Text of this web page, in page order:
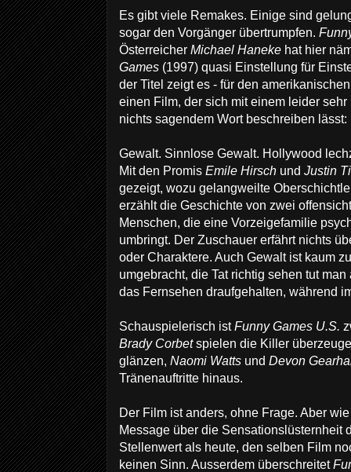
Es gibt viele Remakes. Einige sind
sogar den Vorgänger übertrumpfen.
Österreicher Michael Haneke hat hier
Games (1997) quasi Einstellung für
der Titel zeigt es - für den
einen Film, der sich mit einem leider
nichts sagendem Wort beschreiben lässt:
Gewalt. Sinnlose Gewalt. Hollywood
Mit den Promis Emile Hirsch und Justin
gezeigt, wozu gelangweilte
erzählt die Geschichte von zwei
Menschen, die eine Vorzeigefamilie
umbringt. Der Zuschauer erfährt nichts
oder Charaktere. Auch Gewalt ist kaum
umgebracht, die Tat richtig sehen tut
das Fernsehen draufgehalten, während
Schauspielerisch istFunny Games U.S.
Brady Corbetspielen die Killer
glänzen, Naomi Watts und Devon
Tränenauftritte hinaus.
Der Film ist anders, ohne Frage. Aber
Message über die Sensationslüsternheit
Stellenwert als heute, den selben Film
keinen Sinn. Ausserdem überschreitet